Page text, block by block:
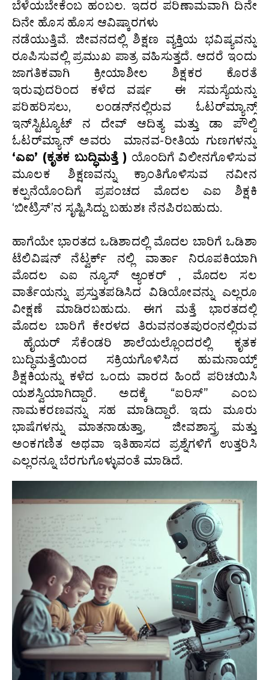
ಬೆಳೆಯಬೇಕೆಂಬ ಹಂಬಲ. ಇದರ ಪರಿಣಾಮವಾಗಿ ದಿನೇ
ದಿನೇ ಹೊಸ ಹೊಸ ಆವಿಷ್ಕಾರಗಳು
ನಡೆಯುತ್ತಿವೆ. ಜೀವನದಲ್ಲಿ ಶಿಕ್ಷಣ ವ್ಯಕ್ತಿಯ ಭವಿಷ್ಯವನ್ನು
ರೂಪಿಸುವಲ್ಲಿ ಪ್ರಮುಖ ಪಾತ್ರ ವಹಿಸುತ್ತದೆ. ಆದರೆ ಇಂದು
ಜಾಗತಿಕವಾಗಿ ಕ್ರೀಯಾಶೀಲ ಶಿಕ್ಷಕರ ಕೊರತೆ
ಇರುವುದರಿಂದ ಕಳೆದ ವರ್ಷ ಈ ಸಮಸ್ಯೆಯನ್ನು
ಪರಿಹರಿಸಲು, ಲಂಡನ್‌ನಲ್ಲಿರುವ ಓಟರ್‌ಮ್ಯಾನ್ಸ್
ಇನ್‌ಸ್ಟಿಟ್ಯೂಟ್ ನ ದೇವ್ ಆದಿತ್ಯ ಮತ್ತು ಡಾ ಪೌಲ್ಡಿ
ಓಟರ್‌ಮ್ಯಾನ್ ಅವರು ಮಾನವ-ರೀತಿಯ ಗುಣಗಳನ್ನು
‘ಎಐ’ (ಕೃತಕ ಬುದ್ಧಿಮತ್ತೆ ) ಯೊಂದಿಗೆ ವಿಲೀನಗೊಳಿಸುವ
ಮೂಲಕ ಶಿಕ್ಷಣವನ್ನು ಕ್ರಾಂತಿಗೊಳಿಸುವ ನವೀನ
ಕಲ್ಪನೆಯೊಂದಿಗೆ ಪ್ರಪಂಚದ ಮೊದಲ ಎಐ ಶಿಕ್ಷಕಿ
‘ಬೀಟ್ರಿಸ್‌’ನ ಸೃಷ್ಟಿಸಿದ್ದು ಬಹುಶಃ ನೆನಪಿರಬಹುದು.
ಹಾಗೆಯೇ ಭಾರತದ ಒಡಿಶಾದಲ್ಲಿ ಮೊದಲ ಬಾರಿಗೆ ಒಡಿಶಾ
ಟೆಲಿವಿಷನ್ ನೆಟ್ವರ್ಕ್ ನಲ್ಲಿ ವಾರ್ತಾ ನಿರೂಪಕಿಯಾಗಿ
ಮೊದಲ ಎಐ ನ್ಯೂಸ್ ಆ್ಯಂಕರ್ , ಮೊದಲ ಸಲ
ವಾರ್ತೆಯನ್ನು ಪ್ರಸ್ತುತಪಡಿಸಿದ ವಿಡಿಯೋವನ್ನು ಎಲ್ಲರೂ
ವೀಕ್ಷಣೆ ಮಾಡಿರಬಹುದು. ಈಗ ಮತ್ತೆ ಭಾರತದಲ್ಲಿ
ಮೊದಲ ಬಾರಿಗೆ ಕೇರಳದ ತಿರುವನಂತಪುರಂನಲ್ಲಿರುವ
ಹೈಯರ್ ಸೆಕೆಂಡರಿ ಶಾಲೆಯಲ್ಲೊಂದರಲ್ಲಿ ಕೃತಕ
ಬುದ್ಧಿಮತ್ತೆಯಿಂದ ಸಕ್ರಿಯಗೊಳಿಸಿದ ಹುಮನಾಯ್ಡ್
ಶಿಕ್ಷಕಿಯನ್ನು ಕಳೆದ ಒಂದು ವಾರದ ಹಿಂದೆ ಪರಿಚಯಿಸಿ
ಯಶಸ್ವಿಯಾಗಿದ್ದಾರೆ. ಅದಕ್ಕೆ “ಐರಿಸ್” ಎಂಬ
ನಾಮಕರಣವನ್ನು ಸಹ ಮಾಡಿದ್ದಾರೆ.‌ ಇದು ಮೂರು
ಭಾಷೆಗಳನ್ನು ಮಾತನಾಡುತ್ತಾ, ಜೀವಶಾಸ್ತ್ರ ಮತ್ತು
ಅಂಕಗಣಿತ ಅಥವಾ ಇತಿಹಾಸದ ಪ್ರಶ್ನೆಗಳಿಗೆ ಉತ್ತರಿಸಿ
ಎಲ್ಲರನ್ನೂ ಬೆರಗುಗೊಳ್ಳುವಂತೆ ಮಾಡಿದೆ.